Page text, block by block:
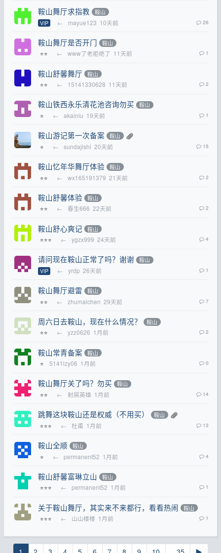
鞍山舞厅求指教 鞍山
VIP ← mayue123 10天前 26
鞍山舞厅是否开门 鞍山
⭐⭐ ← www了老拒绝了 11天前 1
鞍山舒馨舞厅 鞍山
⭐⭐ ← 15141330628 11天前 2
鞍山铁西永乐清花池咨询勿买 鞍山
⭐ ← akainiu 19天前 1
鞍山游记第一次备案 鞍山
⭐ ← sundajishi 20天前 15
鞍山忆年华舞厅体验 鞍山
⭐⭐ ← wx165191379 21天前 2
鞍山舒馨体验 鞍山
⭐⭐ ← 春生666 22天前 2
鞍山舒心爽记 鞍山
⭐⭐⭐ ← ygzx999 24天前 4
请问现在鞍山正常了吗？谢谢 鞍山
VIP ← yrdp 26天前 1
鞍山舞厅避雷 鞍山
⭐⭐ ← zhumaichen 29天前 7
周六日去鞍山，现在什么情况？ 鞍山
⭐⭐ ← yzz0626 1月前 2
鞍山常青备案 鞍山
⭐ 5141lzy06 1月前 0
鞍山舞厅关了吗？勿买 鞍山
⭐⭐ ← 射屌英雄 1月前 14
跳舞这块鞍山还是权威（不用买） 鞍山
⭐⭐⭐ ← 杜甫 1月前 13
鞍山全顺 鞍山
⭐ ← permanent52 1月前 4
鞍山舒馨富琳立山 鞍山
⭐⭐⭐ ← permanent52 1月前 1
关于鞍山舞厅，其实来不来都行，看看热闹 鞍山
⭐⭐⭐ ← 山山楼楼 1月前 1